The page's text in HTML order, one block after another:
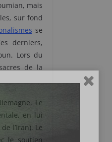
mais
sur fond
se
derniers,
Lors du
de la
Le
en lui
l’Iran). Le
le soutien